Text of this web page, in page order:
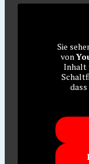
Sie
von
Inhalt